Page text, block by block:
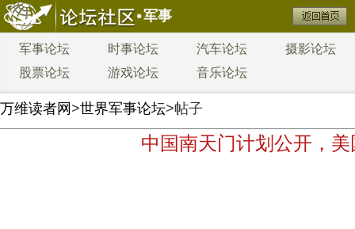
军事
军事论坛 时事论坛 汽车论坛
摄影论坛
股票论坛
游戏论坛 音乐论坛
万维读者网 >世界军事论坛>帖子
中国南天门计划公开，